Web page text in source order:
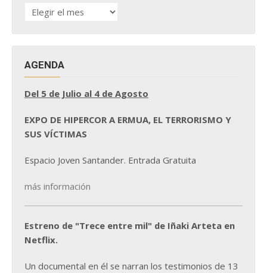
HISTÓRICO
DE
AGENDA
Del 5 de Julio al 4 de Agosto
EXPO DE HIPERCOR A ERMUA, EL TERRORISMO Y
SUS VÍCTIMAS
Espacio Joven Santander. Entrada Gratuita
más información
Estreno de "Trece entre mil" de Iñaki Arteta en
Netflix.
Un documental en él se narran los testimonios de 13